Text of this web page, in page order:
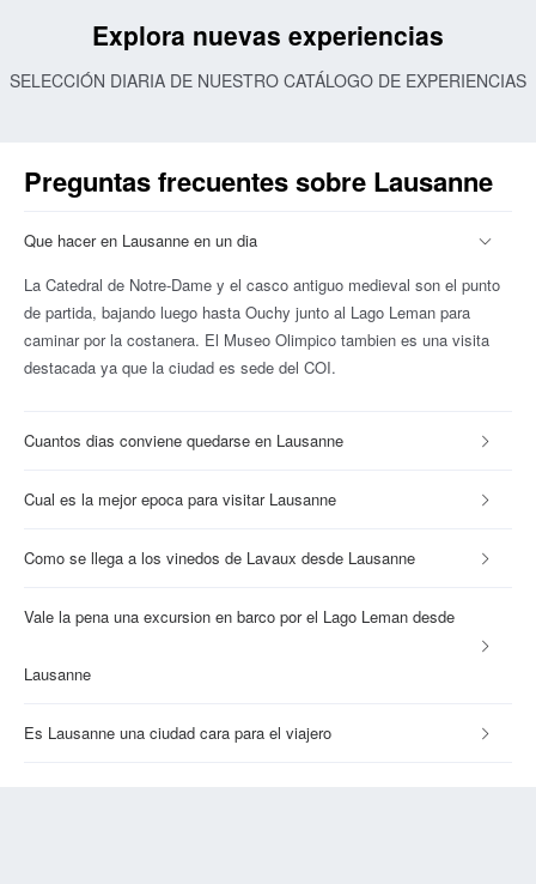
Explora nuevas experiencias
SELECCIÓN DIARIA DE NUESTRO CATÁLOGO DE EXPERIENCIAS
Preguntas frecuentes sobre Lausanne
Que hacer en Lausanne en un dia
La Catedral de Notre-Dame y el casco antiguo medieval son el punto
de partida, bajando luego hasta Ouchy junto al Lago Leman para
caminar por la costanera. El Museo Olimpico tambien es una visita
destacada ya que la ciudad es sede del COI.
Cuantos dias conviene quedarse en Lausanne
Cual es la mejor epoca para visitar Lausanne
Como se llega a los vinedos de Lavaux desde Lausanne
Vale la pena una excursion en barco por el Lago Leman desde
Lausanne
Es Lausanne una ciudad cara para el viajero